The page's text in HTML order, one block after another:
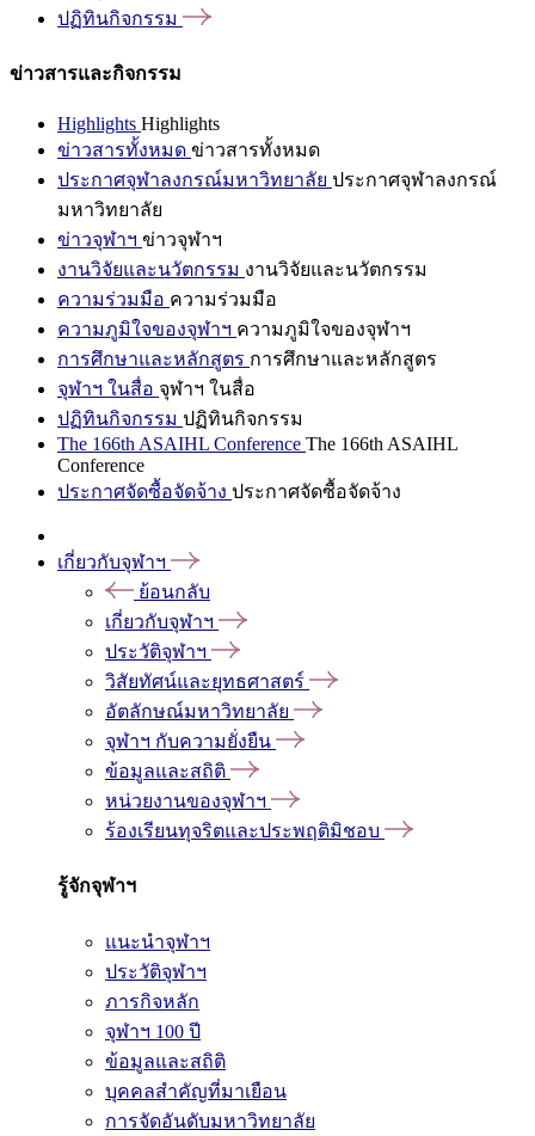
ปฏิทินกิจกรรม
ข่าวสารและกิจกรรม
Highlights Highlights
ข่าวสารทั้งหมด ข่าวสารทั้งหมด
ประกาศจุฬาลงกรณ์มหาวิทยาลัย ประกาศจุฬาลงกรณ์
มหาวิทยาลัย
ข่าวจุฬาฯ ข่าวจุฬาฯ
งานวิจัยและนวัตกรรม งานวิจัยและนวัตกรรม
ความร่วมมือ ความร่วมมือ
ความภูมิใจของจุฬาฯ ความภูมิใจของจุฬาฯ
การศึกษาและหลักสูตร การศึกษาและหลักสูตร
จุฬาฯ ในสื่อ จุฬาฯ ในสื่อ
ปฏิทินกิจกรรม ปฏิทินกิจกรรม
The 166th ASAIHL Conference The 166th ASAIHL
Conference
ประกาศจัดซื้อจัดจ้าง ประกาศจัดซื้อจัดจ้าง
เกี่ยวกับจุฬาฯ
ย้อนกลับ
เกี่ยวกับจุฬาฯ
ประวัติจุฬาฯ
วิสัยทัศน์และยุทธศาสตร์
อัตลักษณ์มหาวิทยาลัย
จุฬาฯ กับความยั่งยืน
ข้อมูลและสถิติ
หน่วยงานของจุฬาฯ
ร้องเรียนทุจริตและประพฤติมิชอบ
รู้จักจุฬาฯ
แนะนำจุฬาฯ
ประวัติจุฬาฯ
ภารกิจหลัก
จุฬาฯ 100 ปี
ข้อมูลและสถิติ
บุคคลสำคัญที่มาเยือน
การจัดอันดับมหาวิทยาลัย